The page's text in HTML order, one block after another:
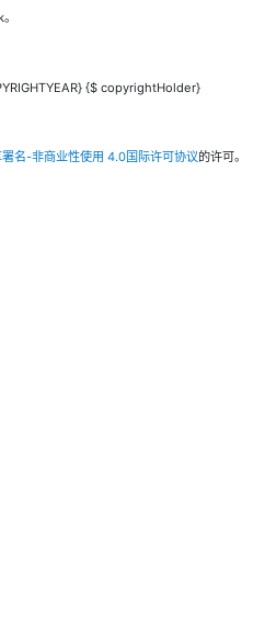
{$ copyrightHolder}
名-非商业性使用 4.0国际许可协议的许可。